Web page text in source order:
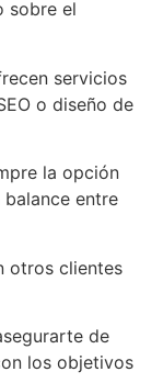
sobre el
servicios
o diseño de
la opción
balance entre
otros clientes
de
los objetivos